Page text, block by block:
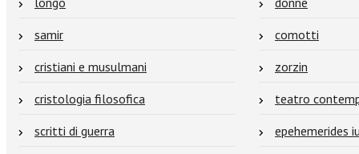
samir
comotti
cristiani e musulmani
zorzin
cristologia filosofica
teatro
scritti di guerra
epehemerides